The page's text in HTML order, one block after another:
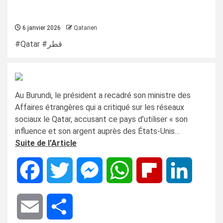
6 janvier 2026 Qatarien
#Qatar #قطر
Au Burundi, le président a recadré son ministre des
Affaires étrangères qui a critiqué sur les réseaux
sociaux le Qatar, accusant ce pays d’utiliser « son
influence et son argent auprès des États-Unis…
Suite de l’Article
Facebook Twitter MessengerWhatsApp Flipboard
Email